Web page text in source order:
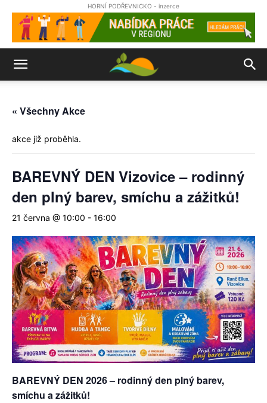
HORNÍ PODŘEVNICKO - inzerce
« Všechny Akce
akce již proběhla.
BAREVNÝ DEN Vizovice – rodinný
den plný barev, smíchu a zážitků!
21 června @ 10:00 - 16:00
BAREVNÝ DEN 2026 – rodinný den plný barev,
smíchu a zážitků!